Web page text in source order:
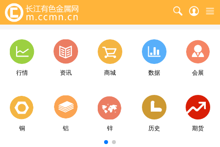
行情 资讯 商城 数据 会展
铜 铝 锌 历史 期货